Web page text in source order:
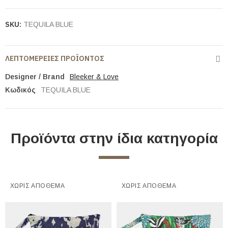
SKU: TEQUILA BLUE
ΛΕΠΤΟΜΈΡΕΙΕΣ ΠΡΟΪΌΝΤΟΣ
Designer / Brand
Bleeker & Love
Κωδικός
TEQUILA BLUE
Προϊόντα στην ίδια κατηγορία
ΧΩΡΊΣ ΑΠΌΘΕΜΑ ΧΩΡΊΣ ΑΠΌΘΕΜΑ